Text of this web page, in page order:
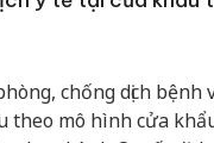
chống dịch bệnh
theo mô hình cửa